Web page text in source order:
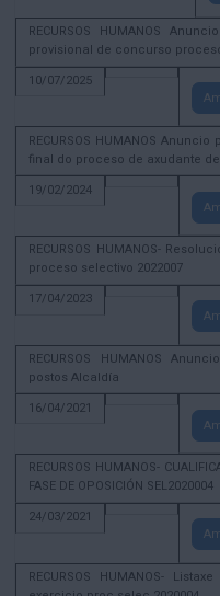
RECURSOS HUMANOS
provisional de concurso
10/07/2025
RECURSOS HUMANOS
final do proceso de axudante
19/02/2024
RECURSOS HUMANOS-
proceso selectivo 2022007
17/04/2023
RECURSOS HUMANOS
postos Alcaldía
16/04/2021
RECURSOS HUMANOS-
FASE DE OPOSICIÓN SEL2020004
24/03/2021
RECURSOS HUMANOS-